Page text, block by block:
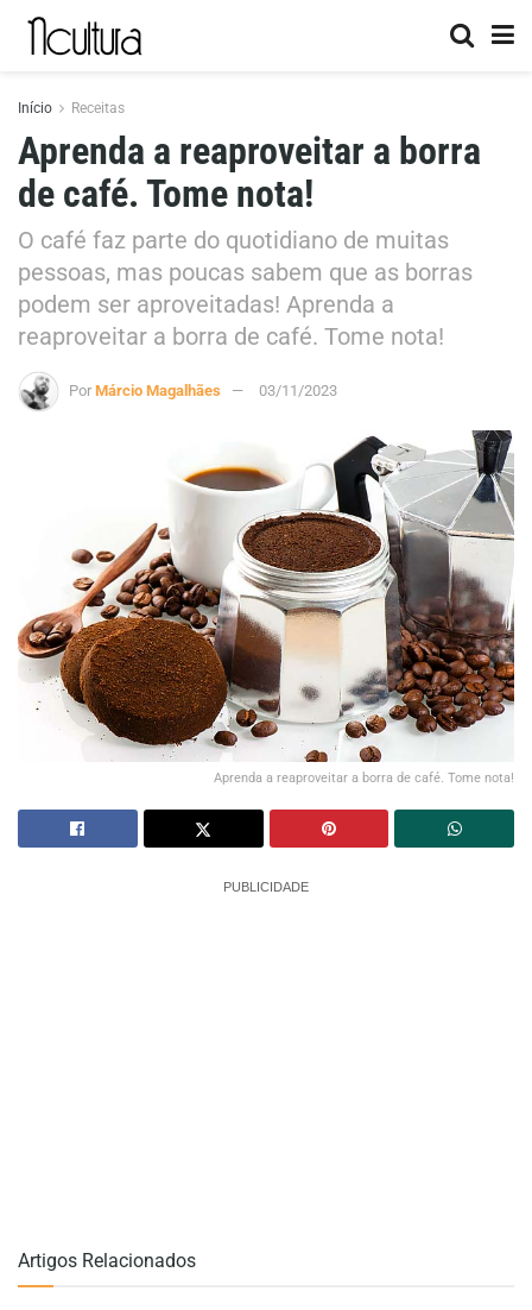
Início Receitas
Aprenda a reaproveitar a borra
de café. Tome nota!
O café faz parte do quotidiano de muitas
pessoas, mas poucas sabem que as borras
podem ser aproveitadas! Aprenda a
reaproveitar a borra de café. Tome nota!
Por Márcio Magalhães 03/11/2023
Aprenda a reaproveitar a borra de café. Tome nota!
PUBLICIDADE
Artigos Relacionados